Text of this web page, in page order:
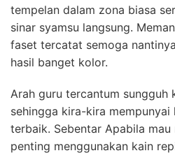
tempelan dalam zona biasa
sinar syamsu langsung.
faset tercatat semoga
hasil banget kolor.
Arah guru tercantum
sehingga kira-kira
terbaik. Sebentar Apabila
penting menggunakan kain